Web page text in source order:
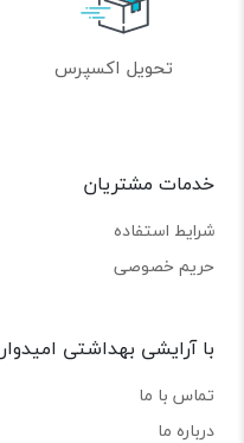
تحویل اکسپرس
خدمات مشتریان
شرایط استفاده
حریم خصوصی
با آرایشی بهداشتی امیدوار
تماس با ما
درباره ما